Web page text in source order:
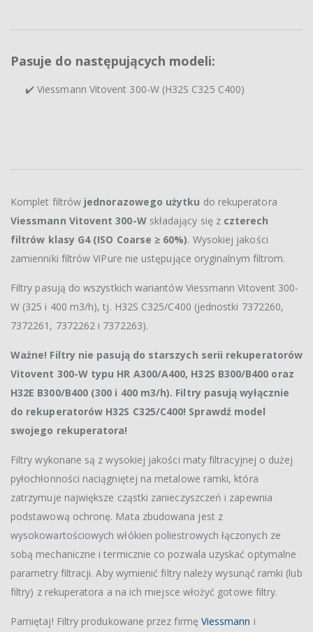
Pasuje do następujących modeli:
✔️ Viessmann Vitovent 300-W (H32S C325 C400)
Komplet filtrów jednorazowego użytku do rekuperatora
Viessmann Vitovent 300-Wskładający się z czterech
filtrów klasy G4 (ISO Coarse ≥ 60%). Wysokiej jakości
zamienniki filtrów ViPure nie ustępujące oryginalnym filtrom.
Filtry pasują do wszystkich wariantów Viessmann Vitovent 300-
W (325 i 400 m3/h), tj. H32S C325/C400 (jednostki 7372260,
7372261, 7372262 i 7372263).
Ważne! Filtry nie pasują do starszych serii rekuperatorów
Vitovent 300-W typu HR A300/A400, H32S B300/B400 oraz
H32E B300/B400 (300 i 400 m3/h). Filtry pasują wyłącznie
do rekuperatorów H32S C325/C400! Sprawdź model
swojego rekuperatora!
Filtry wykonane są z wysokiej jakości maty filtracyjnej o dużej
pyłochłonności naciągniętej na metalowe ramki, która
zatrzymuje największe cząstki zanieczyszczeń i zapewnia
podstawową ochronę. Mata zbudowana jest z
wysokowartościowych włókien poliestrowych łączonych ze
sobą mechaniczne i termicznie co pozwala uzyskać optymalne
parametry filtracji. Aby wymienić filtry należy wysunąć ramki (lub
filtry) z rekuperatora a na ich miejsce włożyć gotowe filtry.
Pamiętaj! Filtry produkowane przez firmę Viessmann i